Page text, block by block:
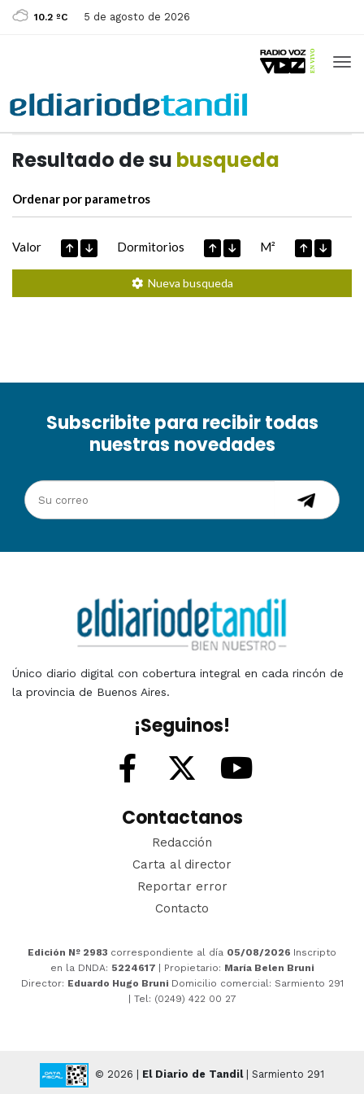
10.2 ºC 5 de agosto de 2026
Resultado de su busqueda
Ordenar por parametros
Valor Dormitorios M²
Nueva busqueda
Subscribite para recibir todas
nuestras novedades
Único diario digital con cobertura integral en cada rincón de
la provincia de Buenos Aires.
¡Seguinos!
Contactanos
Redacción
Carta al director
Reportar error
Contacto
Edición Nº 2983 correspondiente al día 05/08/2026 Inscripto
en la DNDA: 5224617 | Propietario: María Belen Bruni
Director: Eduardo Hugo Bruni Domicilio comercial: Sarmiento 291
| Tel: (0249) 422 00 27
© 2026 | El Diario de Tandil| Sarmiento 291